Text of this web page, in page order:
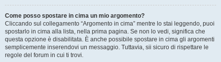
Come posso spostare in cima un mio argomento?
Cliccando sul collegamento “Argomento in cima” mentre lo stai leggendo, puoi
spostarlo in cima alla lista, nella prima pagina. Se non lo vedi, significa che
questa opzione è disabilitata. È anche possibile spostare in cima gli argomenti
semplicemente inserendovi un messaggio. Tuttavia, sii sicuro di rispettare le
regole del forum in cui ti trovi.